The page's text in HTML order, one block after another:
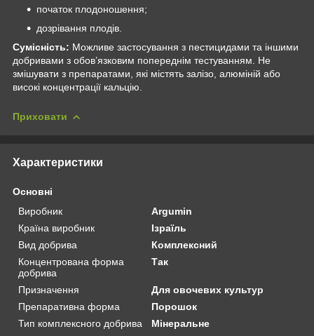
початок плодоношення;
дозрівання плодів.
Сумісність: Можливе застосування з пестицидами та іншими
добривами з обов’язковим попереднім тестуванням. Не
змішувати з препаратами, які містять залізо, алюміній або
високі концентрації кальцію.
Приховати
Характеристики
Основні
Виробник
Argumin
Країна виробник
Ізраїль
Вид добрива
Комплексний
Концентрована форма
добрива
Так
Призначення
Для овочевих культур
Препаративна форма
Порошок
Тип комплексного добрива
Мінеральне